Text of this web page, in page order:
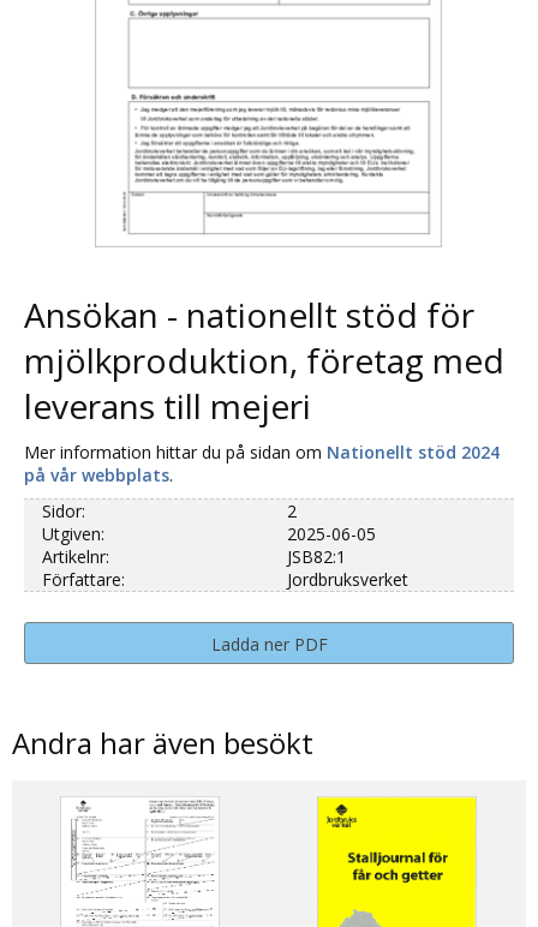
Ansökan - nationellt stöd för
mjölkproduktion, företag med
leverans till mejeri
Mer information hittar du på sidan om Nationellt stöd 2024
på vår webbplats.
Ladda ner PDF
Sidor:
2
Utgiven:
2025-06-05
Artikelnr:
JSB82:1
Författare:
Jordbruksverket
Andra har även besökt